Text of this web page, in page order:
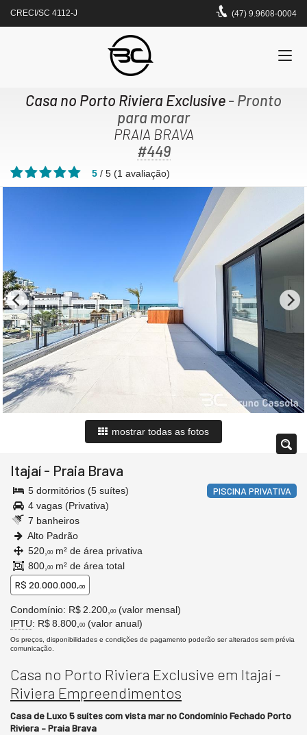
CRECI/SC 4112-J (47) 9.9608-0004
Casa no Porto Riviera Exclusive- Pronto
para morar
PRAIA BRAVA
#449
5 / 5 (1 avaliação)
mostrar todas as fotos
Itajaí - Praia Brava
PISCINA PRIVATIVA
5 dormitórios (5 suítes)
4 vagas (Privativa)
7 banheiros
Alto Padrão
520, 00 m² de área privativa
800, 00 m² de área total
R$ 20.000.000,00
Condomínio: R$ 2.200, 00 (valor mensal)
IPTU: R$ 8.800, 00 (valor anual)
Os preços, disponibilidades e condições de pagamento poderão ser alterados sem prévia
comunicação.
Casa no Porto Riviera Exclusive em Itajaí -
Riviera Empreendimentos
Casa de Luxo 5 suítes com vista mar no Condomínio Fechado Porto
Riviera – Praia Brava